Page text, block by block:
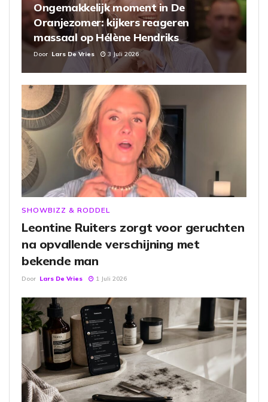
Ongemakkelijk moment in De
Oranjezomer: kijkers reageren
massaal op Hélène Hendriks
Door Lars De Vries 3 Juli 2026
SHOWBIZZ & RODDEL
Leontine Ruiters zorgt voor geruchten
na opvallende verschijning met
bekende man
Door Lars De Vries 1 Juli 2026